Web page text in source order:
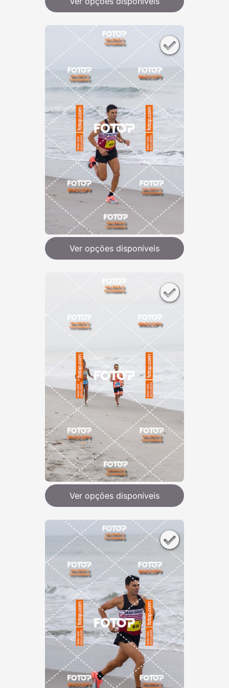
Ver opções disponíveis
Ver opções disponíveis